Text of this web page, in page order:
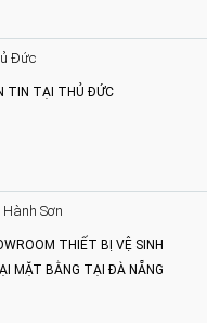
Đức
TIN TẠI THỦ ĐỨC
Sơn
THIẾT BỊ VỆ SINH
MẶT BẰNG TẠI ĐÀ NẴNG